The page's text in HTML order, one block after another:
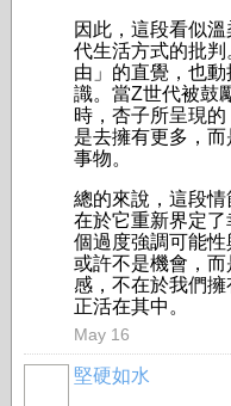
因此，這段看似
代生活方式的批
由」的直覺，也
識。當Z世代被鼓
時，杏子所呈現
是去擁有更多，
事物。
總的來說，這段
在於它重新界定
個過度強調可能性
或許不是機會，
感，不在於我們
正活在其中。
May 16
堅硬如水